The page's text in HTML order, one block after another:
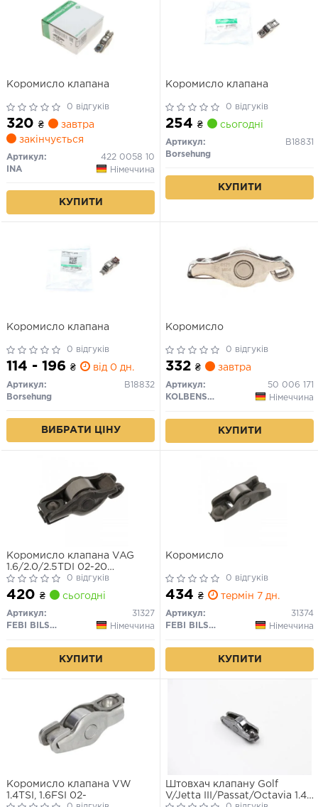
Коромисло клапана
0 відгуків
320 ₴
завтра
закінчується
Артикул:
422 0058 10
INA
Німеччина
КУПИТИ
Коромисло клапана
0 відгуків
254 ₴ сьогодні
Артикул:
B18831
Borsehung
КУПИТИ
Коромисло клапана
0 відгуків
114 - 196 ₴ від 0 дн.
Артикул:
B18832
Borsehung
ВИБРАТИ ЦІНУ
Коромисло
0 відгуків
332 ₴ завтра
Артикул:
50 006 171
KOLBENSCHMIDT
Німеччина
КУПИТИ
Коромисло клапана VAG
1.6/2.0/2.5TDI 02-20
(mot.BCZ/BDG/BSC/CAYB/CLCA)
0 відгуків
420 ₴ сьогодні
Артикул:
31327
FEBI BILSTEIN
Німеччина
КУПИТИ
Коромисло
0 відгуків
434 ₴ термін 7 дн.
Артикул:
31374
FEBI BILSTEIN
Німеччина
КУПИТИ
Коромисло клапана VW
1.4TSI, 1.6FSI 02-
Штовхач клапану Golf
V/Jetta III/Passat/Octavia 1.4